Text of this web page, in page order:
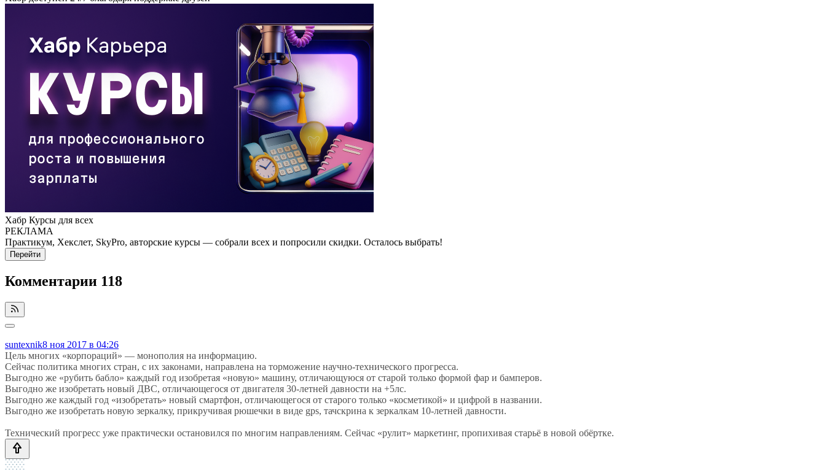
Хабр Курсы для всех
РЕКЛАМА
Практикум, Хекслет, SkyPro, авторские курсы — собрали всех и попросили скидки. Осталось выбрать!
Перейти
Комментарии 118
suntexnik8 ноя 2017 в 04:26
Цель многих «корпораций» — монополия на информацию.
Сейчас политика многих стран, с их законами, направлена на торможение научно-технического прогресса.
Выгодно же «рубить бабло» каждый год изобретая «новую» машину, отличающуюся от старой только формой фар и бамперов.
Выгодно же изобретать новый ДВС, отличающегося от двигателя 30-летней давности на +5лс.
Выгодно же каждый год «изобретать» новый смартфон, отличающегося от старого только «косметикой» и цифрой в названии.
Выгодно же изобретать новую зеркалку, прикручивая рюшечки в виде gps, тачскрина к зеркалкам 10-летней давности.
Технический прогресс уже практически остановился по многим направлениям. Сейчас «рулит» маркетинг, пропихивая старьё в новой обёртке.